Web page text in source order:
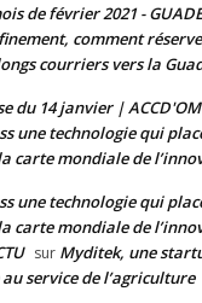
de février 2021 -
comment
courriers vers la
du 14 janvier | ACCD'OM
une technologie qui
carte mondiale de
une technologie qui
carte mondiale de
sur Myditek, une
service de l’agriculture